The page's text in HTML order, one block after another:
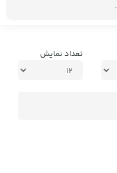
تعداد نمایش